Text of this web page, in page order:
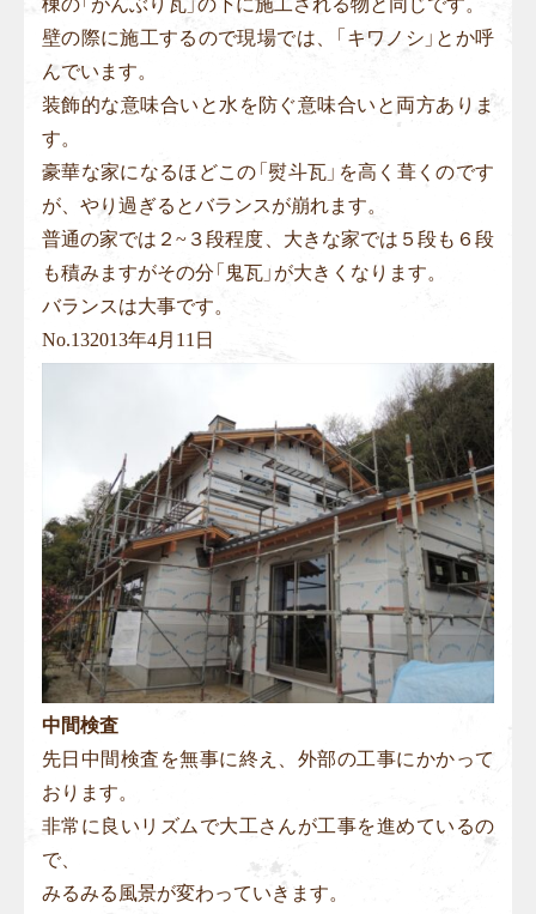
棟の「がんぶり瓦」の下に施工される物と同じです。
壁の際に施工するので現場では、「キワノシ」とか呼
んでいます。
装飾的な意味合いと水を防ぐ意味合いと両方ありま
す。
豪華な家になるほどこの「熨斗瓦」を高く葺くのです
が、やり過ぎるとバランスが崩れます。
普通の家では２~３段程度、大きな家では５段も６段
も積みますがその分「鬼瓦」が大きくなります。
バランスは大事です。
No.132013年4月11日
中間検査
先日中間検査を無事に終え、外部の工事にかかって
おります。
非常に良いリズムで大工さんが工事を進めているの
で、
みるみる風景が変わっていきます。